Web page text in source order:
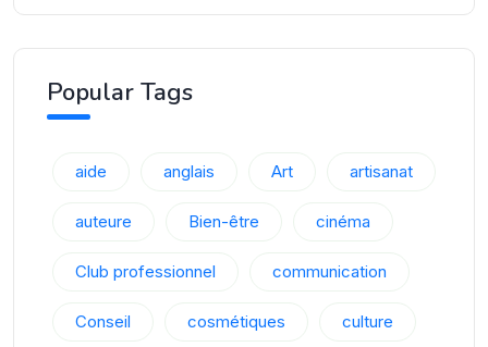
Popular Tags
aide anglais Art artisanat
auteure Bien-être cinéma
Club professionnel communication
Conseil cosmétiques culture